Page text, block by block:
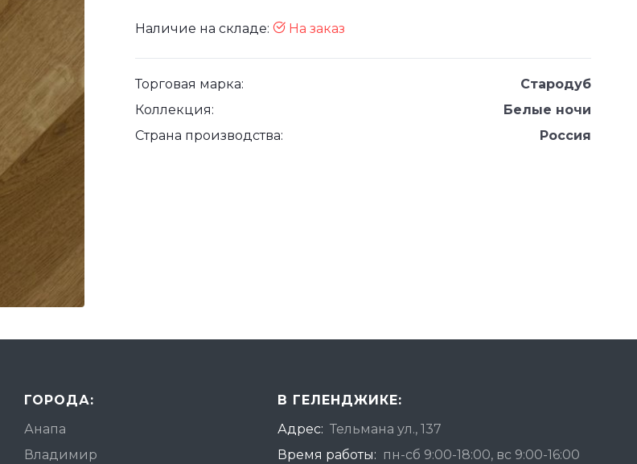
Наличие на складе: На заказ
Торговая марка:
Стародуб
Коллекция:
Белые ночи
Страна производства:
Россия
ГОРОДА:
Анапа
Владимир
В ГЕЛЕНДЖИКЕ:
Адрес: Тельмана ул., 137
Время работы: пн-сб 9:00-18:00, вс 9:00-16:00